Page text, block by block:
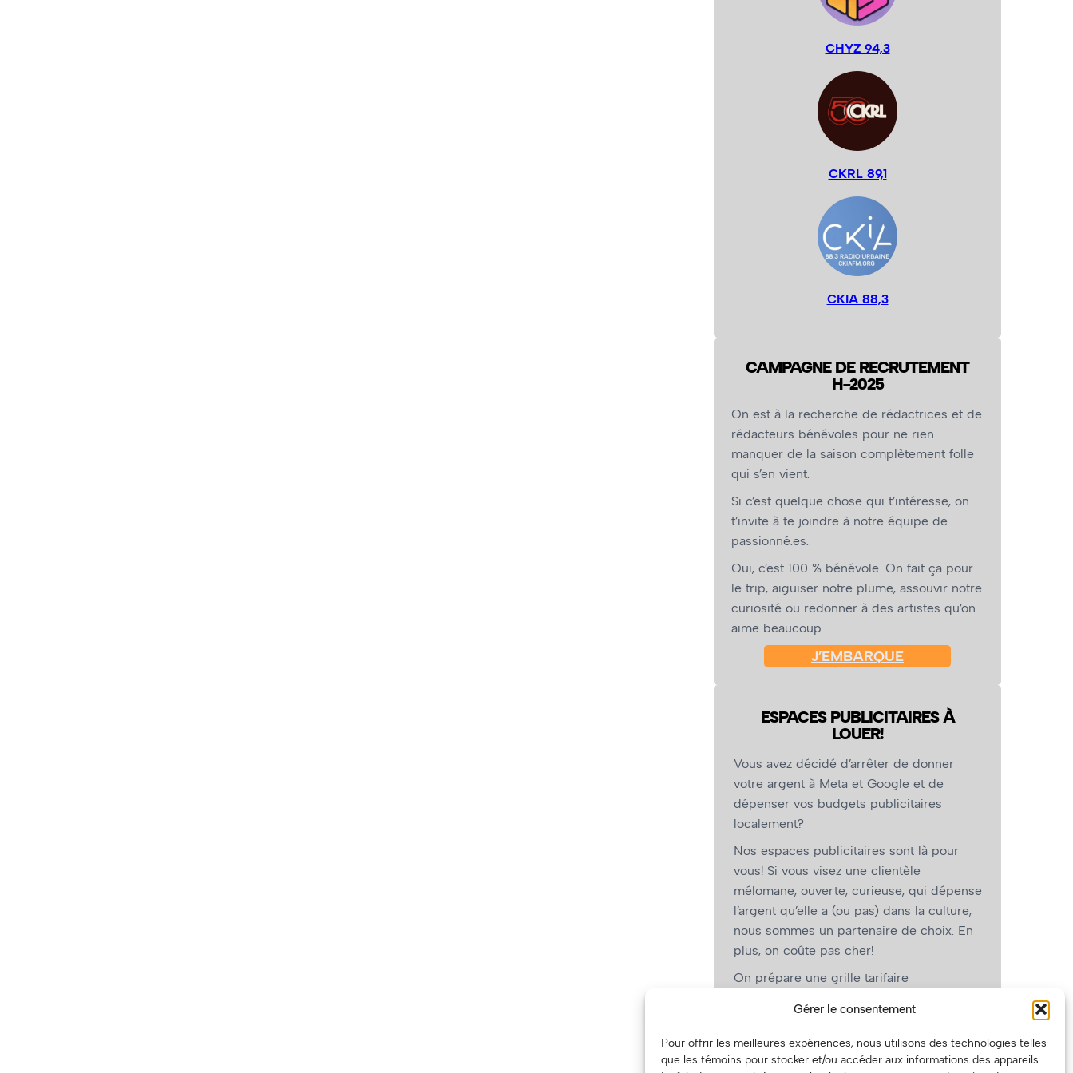
Gérer le consentement
Pour offrir les meilleures expériences, nous utilisons des technologies telles
que les témoins pour stocker et/ou accéder aux informations des appareils.
CHYZ 94,3
CKRL 89,1
CKIA 88,3
CAMPAGNE DE RECRUTEMENT
H-2025
On est à la recherche de rédactrices et de
rédacteurs bénévoles pour ne rien
manquer de la saison complètement folle
qui s’en vient.
Si c’est quelque chose qui t’intéresse, on
t’invite à te joindre à notre équipe de
passionné.es.
Oui, c’est 100 % bénévole. On fait ça pour
le trip, aiguiser notre plume, assouvir notre
curiosité ou redonner à des artistes qu’on
aime beaucoup.
J’EMBARQUE
ESPACES PUBLICITAIRES À
LOUER!
Vous avez décidé d’arrêter de donner
votre argent à Meta et Google et de
dépenser vos budgets publicitaires
localement?
Nos espaces publicitaires sont là pour
vous! Si vous visez une clientèle
mélomane, ouverte, curieuse, qui dépense
l’argent qu’elle a (ou pas) dans la culture,
nous sommes un partenaire de choix. En
plus, on coûte pas cher!
On prépare une grille tarifaire
vous, les artistes!)